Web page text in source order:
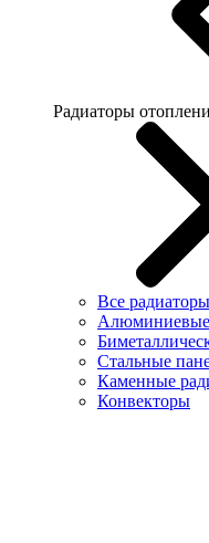
Радиаторы
Все
Алюминиевые
Стальные
Каменные
Конвекторы